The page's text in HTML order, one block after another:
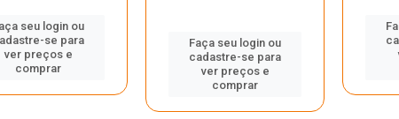
seu login ou
se para
ver preços e
comprar
Faça seu login ou
cadastre-se para
ver preços e
comprar